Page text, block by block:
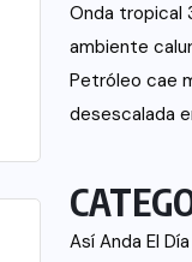
Onda tropical
ambiente
Petróleo cae
desescalada
Así Anda El Día